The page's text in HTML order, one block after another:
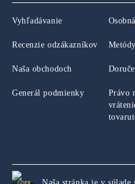
Vyhľadávanie
Recenzie odzákazníkov
Naša obchodoch
Generál podmienky
Právo
GDPR